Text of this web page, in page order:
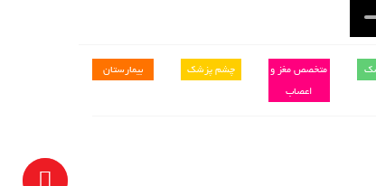
بیمارستان چشم پزشک
متخصص مغز و
اعصاب